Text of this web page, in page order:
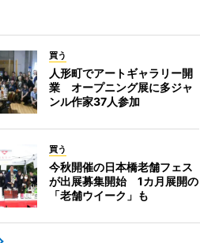
買う
人形町でアートギャラリー開
業 オープニング展に多ジャ
ンル作家37人参加
買う
今秋開催の日本橋老舗フェス
が出展募集開始 1カ月展開の
「老舗ウイーク」も